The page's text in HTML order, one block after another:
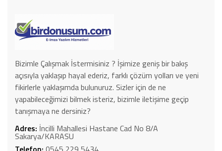
Bizimle Çalışmak İstermisiniz ? İşimize geniş bir bakış
açısıyla yaklaşıp hayal ederiz, farklı çözüm yolları ve yeni
fikirlerle yaklaşımda bulunuruz. Sizler için de ne
yapabileceğimizi bilmek isteriz, bizimle iletişime geçip
tanışmaya ne dersiniz?
Adres: İncilli Mahallesi Hastane Cad No 8/A
Sakarya/KARASU